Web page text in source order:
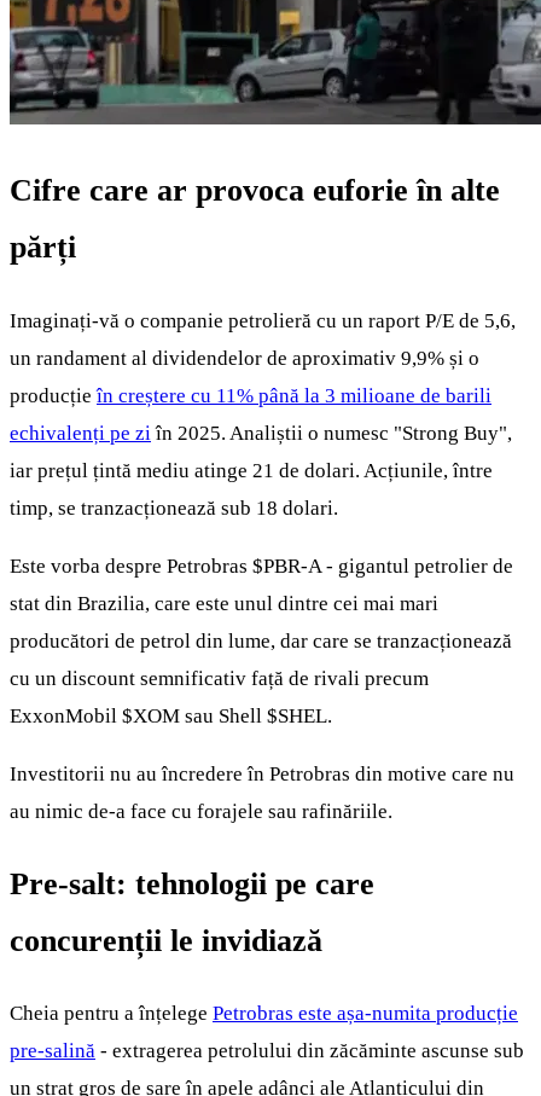
Cifre care ar provoca euforie în alte
părți
Imaginați-vă o companie petrolieră cu un raport P/E de 5,6,
un randament al dividendelor de aproximativ 9,9% și o
producțieîn creștere cu 11% până la 3 milioane de barili
echivalenți pe zi în 2025. Analiștii o numesc "Strong Buy",
iar prețul țintă mediu atinge 21 de dolari. Acțiunile, între
timp, se tranzacționează sub 18 dolari.
Este vorba despre Petrobras $PBR-A - gigantul petrolier de
stat din Brazilia, care este unul dintre cei mai mari
producători de petrol din lume, dar care se tranzacționează
cu un discount semnificativ față de rivali precum
ExxonMobil $XOM sau Shell $SHEL.
Investitorii nu au încredere în Petrobras din motive care nu
au nimic de-a face cu forajele sau rafinăriile.
Pre-salt: tehnologii pe care
concurenții le invidiază
Cheia pentru a înțelege Petrobras este așa-numita producție
pre-salină - extragerea petrolului din zăcăminte ascunse sub
un strat gros de sare în apele adânci ale Atlanticului din